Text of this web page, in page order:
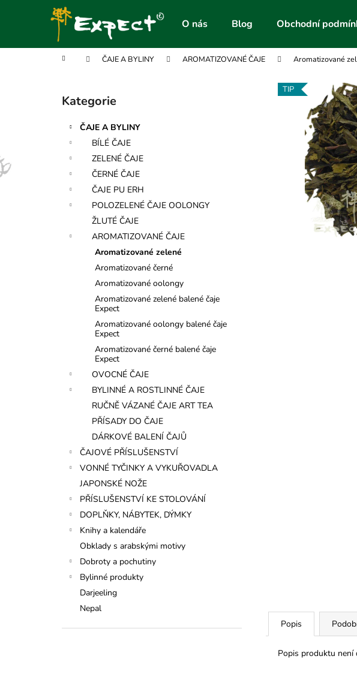
O nás Blog Obchodní
Domů ČAJE A BYLINY AROMATIZOVANÉ ČAJE Aromatizované
Přeskočit
kategorie
Kategorie
ČAJE A BYLINY
BÍLÉ ČAJE
ZELENÉ ČAJE
ČERNÉ ČAJE
ČAJE PU ERH
POLOZELENÉ ČAJE OOLONGY
ŽLUTÉ ČAJE
AROMATIZOVANÉ ČAJE
Aromatizované zelené
Aromatizované černé
Aromatizované oolongy
Aromatizované zelené balené čaje
Expect
Aromatizované oolongy balené čaje
Expect
Aromatizované černé balené čaje
Expect
OVOCNÉ ČAJE
BYLINNÉ A ROSTLINNÉ ČAJE
RUČNĚ VÁZANÉ ČAJE ART TEA
PŘÍSADY DO ČAJE
DÁRKOVÉ BALENÍ ČAJŮ
ČAJOVÉ PŘÍSLUŠENSTVÍ
VONNÉ TYČINKY A VYKUŘOVADLA
JAPONSKÉ NOŽE
PŘÍSLUŠENSTVÍ KE STOLOVÁNÍ
DOPLŇKY, NÁBYTEK, DÝMKY
Knihy a kalendáře
Obklady s arabskými motivy
Dobroty a pochutiny
Bylinné produkty
Darjeeling
Nepal
TIP
Popis
Popis produktu není
í
Zpět
do
Zpět
do
Co